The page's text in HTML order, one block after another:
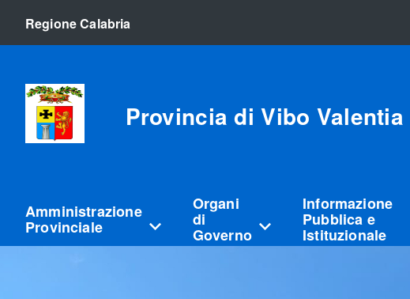
Regione Calabria
Provincia di Vibo Valentia
Amministrazione
Provinciale
Organi
di
Governo
Informazione
Pubblica e
Istituzionale